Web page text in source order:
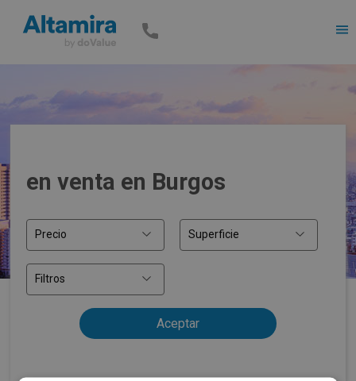
en venta en Burgos
Precio Superficie
Filtros